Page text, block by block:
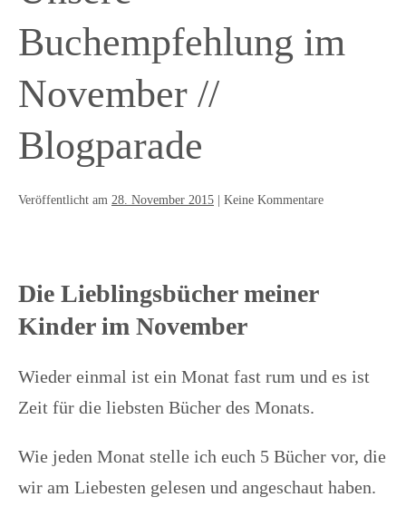
Buchempfehlung im
November //
Blogparade
Veröffentlicht am 28. November 2015 Keine Kommentare
Die Lieblingsbücher meiner
Kinder im November
Wieder einmal ist ein Monat fast rum und es ist
Zeit für die liebsten Bücher des Monats.
Wie jeden Monat stelle ich euch 5 Bücher vor, die
wir am Liebesten gelesen und angeschaut haben.